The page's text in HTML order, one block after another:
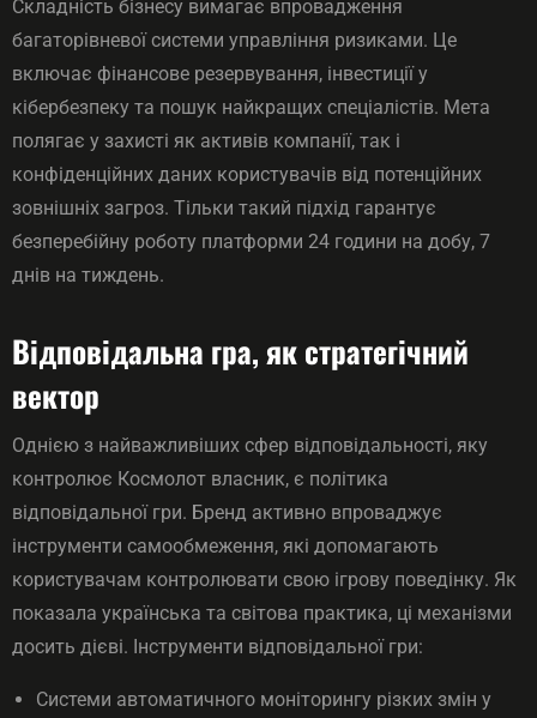
Складність бізнесу вимагає впровадження
багаторівневої системи управління ризиками. Це
включає фінансове резервування, інвестиції у
кібербезпеку та пошук найкращих спеціалістів. Мета
полягає у захисті як активів компанії, так і
конфіденційних даних користувачів від потенційних
зовнішніх загроз. Тільки такий підхід гарантує
безперебійну роботу платформи 24 години на добу, 7
днів на тиждень.
Відповідальна гра, як стратегічний
вектор
Однією з найважливіших сфер відповідальності, яку
контролює Космолот власник, є політика
відповідальної гри. Бренд активно впроваджує
інструменти самообмеження, які допомагають
користувачам контролювати свою ігрову поведінку. Як
показала українська та світова практика, ці механізми
досить дієві. Інструменти відповідальної гри:
Системи автоматичного моніторингу різких змін у